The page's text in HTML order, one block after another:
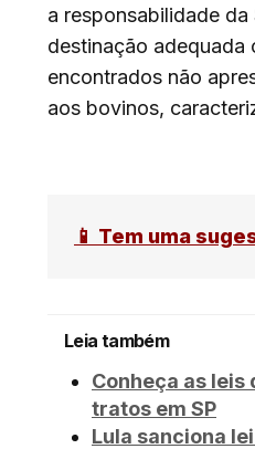
a responsabilidade
destinação adequada
encontrados não
aos bovinos,
📱 Tem uma
Leia também
Conheça as
tratos em SP
Lula sanciona